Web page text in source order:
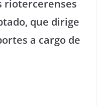
riotercerenses
que dirige
a cargo de